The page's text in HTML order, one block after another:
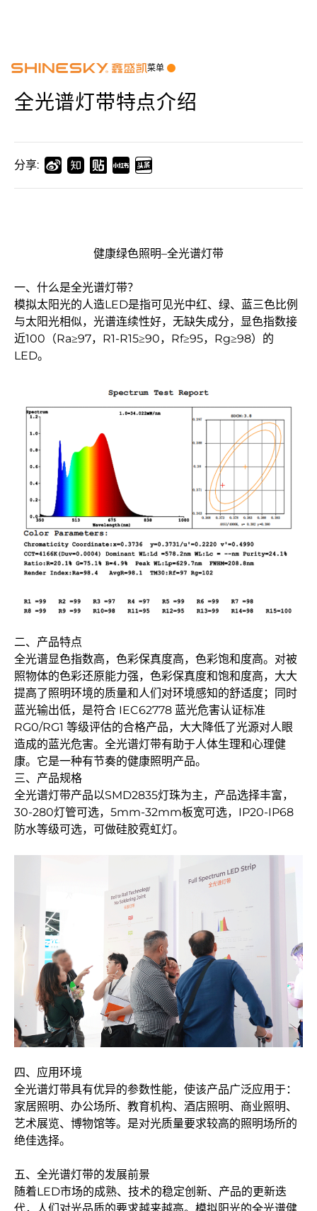
菜单
全光谱灯带特点介绍
分享:
健康绿色照明–全光谱灯带
一、什么是全光谱灯带？
模拟太阳光的人造LED是指可见光中红、绿、蓝三色比例
与太阳光相似，光谱连续性好，无缺失成分，显色指数接
近100（Ra≥97，R1-R15≥90，Rf≥95，Rg≥98）的
LED。
二、产品特点
全光谱显色指数高，色彩保真度高，色彩饱和度高。对被
照物体的色彩还原能力强，色彩保真度和饱和度高，大大
提高了照明环境的质量和人们对环境感知的舒适度；同时
蓝光输出低，是符合 IEC62778 蓝光危害认证标准
RG0/RG1 等级评估的合格产品，大大降低了光源对人眼
造成的蓝光危害。全光谱灯带有助于人体生理和心理健
康。它是一种有节奏的健康照明产品。
三、产品规格
全光谱灯带产品以SMD2835灯珠为主，产品选择丰富，
30-280灯管可选，5mm-32mm板宽可选，IP20-IP68
防水等级可选，可做硅胶霓虹灯。
四、应用环境
全光谱灯带具有优异的参数性能，使该产品广泛应用于：
家居照明、办公场所、教育机构、酒店照明、商业照明、
艺术展览、博物馆等。是对光质量要求较高的照明场所的
绝佳选择。
五、全光谱灯带的发展前景
随着LED市场的成熟、技术的稳定创新、产品的更新迭